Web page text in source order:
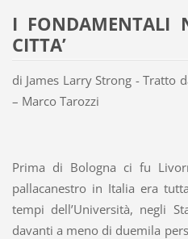
I FONDAMENTALI
CITTA’
di James Larry Strong - Tratto
– Marco Tarozzi
Prima di Bologna ci fu
pallacanestro in Italia era
tempi dell’Università, negli
davanti a meno di duemila